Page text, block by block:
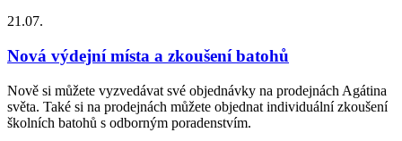
21.07.
Nová výdejní místa a zkoušení batohů
Nově si můžete vyzvedávat své objednávky na prodejnách Agátina
světa. Také si na prodejnách můžete objednat individuální zkoušení
školních batohů s odborným poradenstvím.